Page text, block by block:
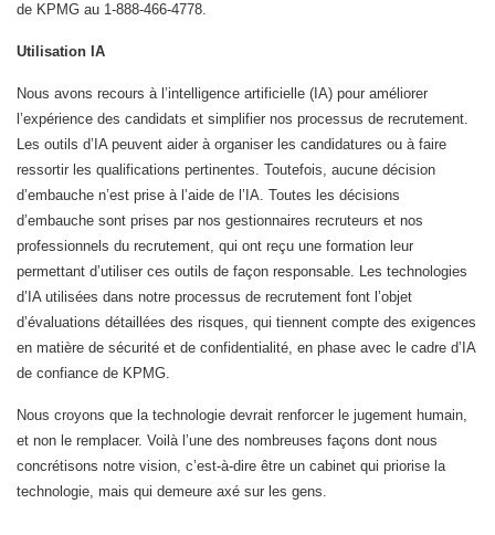
de KPMG au 1-888-466-4778.
Utilisation IA
Nous avons recours à l’intelligence artificielle (IA) pour améliorer
l’expérience des candidats et simplifier nos processus de recrutement.
Les outils d’IA peuvent aider à organiser les candidatures ou à faire
ressortir les qualifications pertinentes. Toutefois, aucune décision
d’embauche n’est prise à l’aide de l’IA. Toutes les décisions
d’embauche sont prises par nos gestionnaires recruteurs et nos
professionnels du recrutement, qui ont reçu une formation leur
permettant d’utiliser ces outils de façon responsable. Les technologies
d’IA utilisées dans notre processus de recrutement font l’objet
d’évaluations détaillées des risques, qui tiennent compte des exigences
en matière de sécurité et de confidentialité, en phase avec le cadre d’IA
de confiance de KPMG.
Nous croyons que la technologie devrait renforcer le jugement humain,
et non le remplacer. Voilà l’une des nombreuses façons dont nous
concrétisons notre vision, c’est-à-dire être un cabinet qui priorise la
technologie, mais qui demeure axé sur les gens.